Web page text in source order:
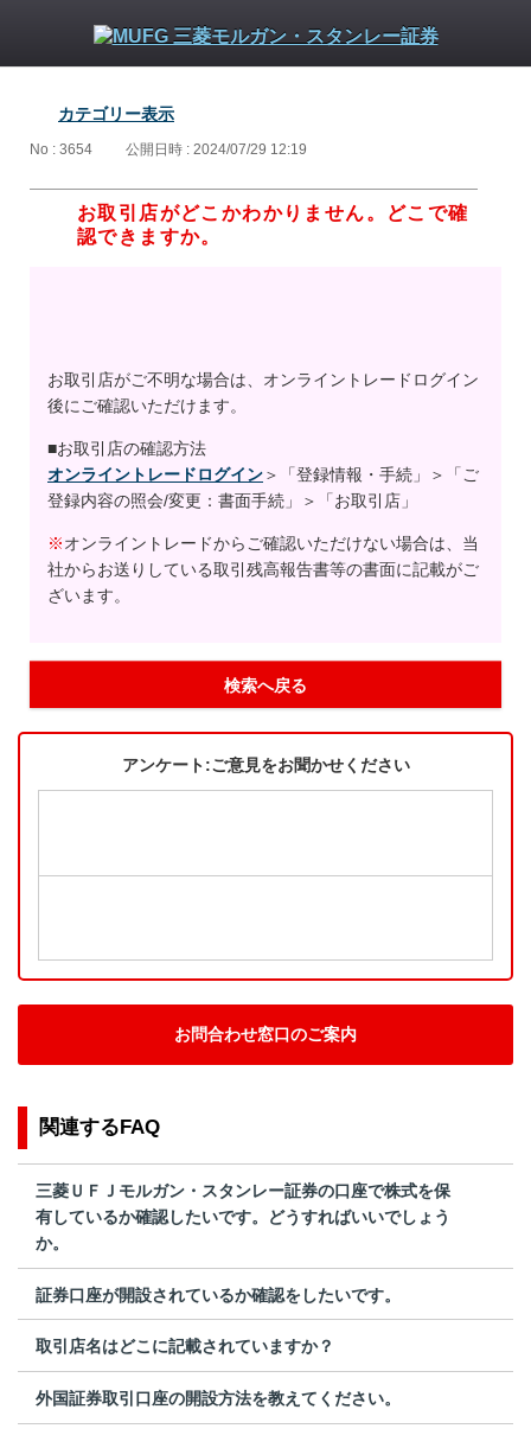
カテゴリー表示
No : 3654 公開日時 : 2024/07/29 12:19
お取引店がどこかわかりません。どこで確
認できますか。
お取引店がご不明な場合は、オンライントレードログイン
後にご確認いただけます。
■お取引店の確認方法
オンライントレードログイン＞「登録情報・手続」＞「ご
登録内容の照会/変更：書面手続」＞「お取引店」
※オンライントレードからご確認いただけない場合は、当
社からお送りしている取引残高報告書等の書面に記載がご
ざいます。
検索へ戻る
アンケート:ご意見をお聞かせください
お問合わせ窓口のご案内
関連するFAQ
三菱ＵＦＪモルガン・スタンレー証券の口座で株式を保
有しているか確認したいです。どうすればいいでしょう
か。
証券口座が開設されているか確認をしたいです。
取引店名はどこに記載されていますか？
外国証券取引口座の開設方法を教えてください。